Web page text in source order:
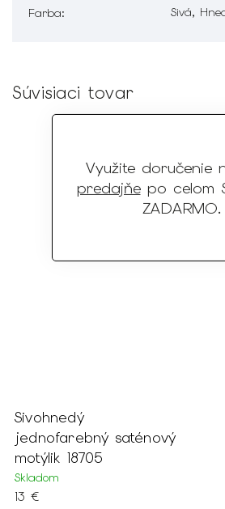
Využite doručenie
predajňepo celom
ZADARMO.
Farba: Sivá,
Súvisiaci tovar
Sivohnedý
jednofarebný saténový
motýlik 18705
Skladom
13 €